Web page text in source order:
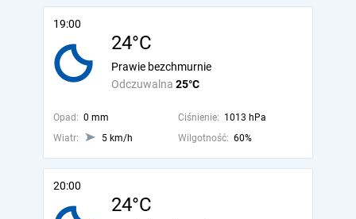
19:00
24°C
Odczuwalna 25°C
Prawie bezchmurnie
Opad: 0 mm Ciśnienie: 1013 hPa
Wiatr:
5 km/h Wilgotność: 60%
20:00
24°C